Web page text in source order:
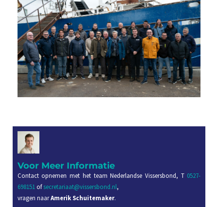
Voor Meer Informatie
Contact opnemen met het team Nederlandse Vissersbond, T 0527-
698151 ofsecretariaat@vissersbond.nl,
vragen naarAmerik Schuitemaker.